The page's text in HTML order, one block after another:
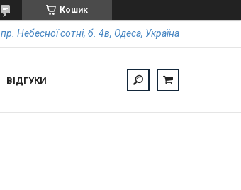
Кошик
пр. Небесної сотні, б. 4в, Одеса, Україна
ВІДГУКИ